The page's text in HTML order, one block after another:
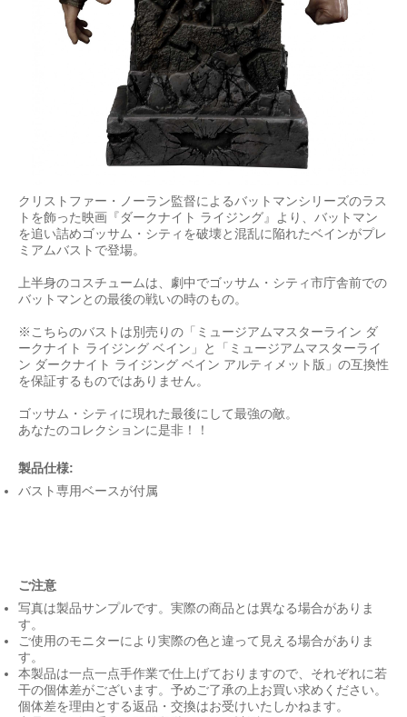
クリストファー・ノーラン監督によるバットマンシリーズのラス
トを飾った映画『ダークナイト ライジング』より、バットマン
を追い詰めゴッサム・シティを破壊と混乱に陥れたベインがプレ
ミアムバストで登場。
上半身のコスチュームは、劇中でゴッサム・シティ市庁舎前での
バットマンとの最後の戦いの時のもの。
※こちらのバストは別売りの「ミュージアムマスターライン ダ
ークナイト ライジング ベイン」と「ミュージアムマスターライ
ン ダークナイト ライジング ベイン アルティメット版」の互換性
を保証するものではありません。
ゴッサム・シティに現れた最後にして最強の敵。
あなたのコレクションに是非！！
製品仕様:
バスト専用ベースが付属
ご注意
写真は製品サンプルです。実際の商品とは異なる場合がありま
す。
ご使用のモニターにより実際の色と違って見える場合がありま
す。
本製品は一点一点手作業で仕上げておりますので、それぞれに若
干の個体差がございます。予めご了承の上お買い求めください。
個体差を理由とする返品・交換はお受けいたしかねます。